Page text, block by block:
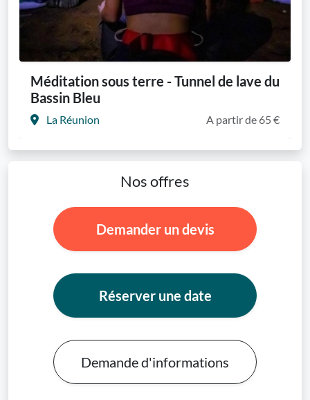
Méditation sous terre - Tunnel de lave du
Bassin Bleu
La Réunion A partir de 65 €
Nos offres
Demander un devis
Réserver une date
Demande d'informations